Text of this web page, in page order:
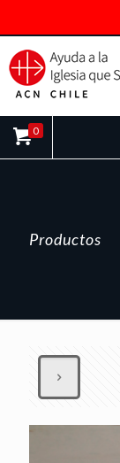
0
Productos